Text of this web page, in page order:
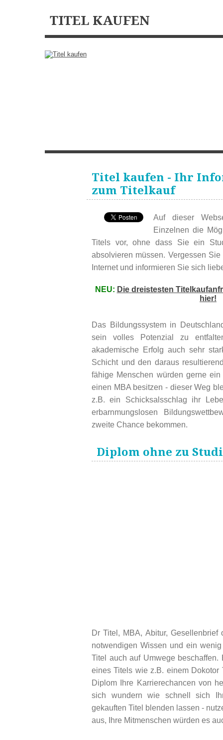
TITEL KAUFEN
Titel kaufen - Ihr
zum Titelkauf
Auf dieser
Einzelnen die
Titels vor, ohne dass Sie ein
absolvieren müssen. Vergessen
Internet und informieren Sie sich
NEU: Die dreistesten
hier!
Das Bildungssystem in
sein volles Potenzial zu
akademische Erfolg auch sehr
Schicht und den daraus
fähige Menschen würden gerne
einen MBA besitzen - dieser Weg
z.B. ein Schicksalsschlag ihr
erbarnmungslosen
zweite Chance bekommen.
Diplom ohne zu
Dr Titel, MBA, Abitur,
notwendigen Wissen und ein
Titel auch auf Umwege
eines Titels wie z.B. einem Dokotor
Diplom Ihre Karrierechancen von
sich wundern wie schnell sich
gekauften Titel blenden lassen -
aus, Ihre Mitmenschen würden es